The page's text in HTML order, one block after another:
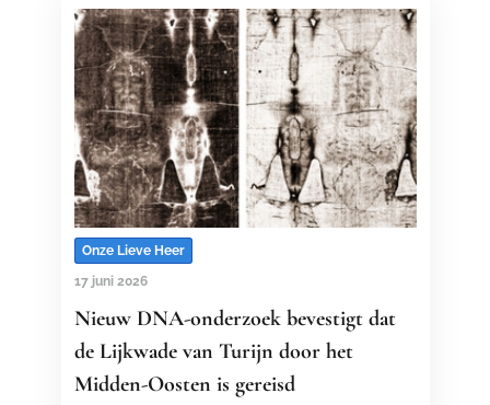
Onze Lieve Heer
17 juni 2026
Nieuw DNA-onderzoek bevestigt dat
de Lijkwade van Turijn door het
Midden-Oosten is gereisd